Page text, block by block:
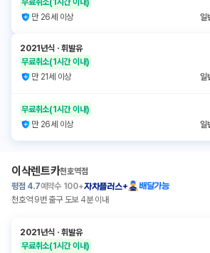
무료취소(1시간 이내)
만 26세 이상
일
2021년식 ㆍ휘발유
무료취소(1시간 이내)
만 21세 이상
일
무료취소(1시간 이내)
만 26세 이상
일
이삭렌트카천호역점
평점 4.7예약수 100+자차플러스+
배달가능
천호역 9번 출구 도보 4분 이내
2021년식 ㆍ휘발유
무료취소(1시간 이내)